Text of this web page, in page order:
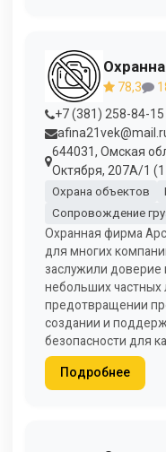
78,3
+7 (381) 258-84-15
644031, Омская
Октября, 207А/1
Охрана объектов
Сопровождение
Охранная фирма
для многих
заслужили доверие
небольших частных
предотвращении
создании и
безопасности для
Подробнее